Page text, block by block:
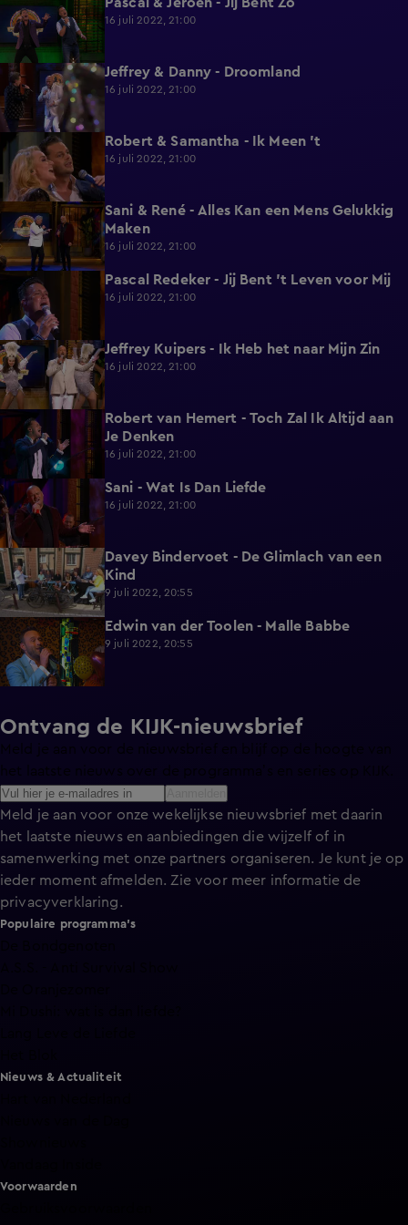
2:00
16 juli 2022, 21:00
2:02 Jeffrey & Danny - Droomland
16 juli 2022, 21:00
2:00 Robert & Samantha - Ik Meen 't
16 juli 2022, 21:00
1:52
Sani & René - Alles Kan een Mens Gelukkig
Maken
16 juli 2022, 21:00
2:01 Pascal Redeker - Jij Bent 't Leven voor Mij
16 juli 2022, 21:00
2:00 Jeffrey Kuipers - Ik Heb het naar Mijn Zin
16 juli 2022, 21:00
2:12
Robert van Hemert - Toch Zal Ik Altijd aan
Je Denken
16 juli 2022, 21:00
1:44 Sani - Wat Is Dan Liefde
16 juli 2022, 21:00
1:18
Davey Bindervoet - De Glimlach van een
Kind
9 juli 2022, 20:55
1:33 Edwin van der Toolen - Malle Babbe
9 juli 2022, 20:55
Ontvang de KIJK-nieuwsbrief
Meld je aan voor de nieuwsbrief en blijf op de hoogte van
Meld je aan voor onze wekelijkse nieuwsbrief met daarin
het laatste nieuws en aanbiedingen die wijzelf of in
samenwerking met onze partners organiseren. Je kunt je op
ieder moment afmelden. Zie voor meer informatie de
privacyverklaring.
Populaire programma's
Nieuws & Actualiteit
Voorwaarden